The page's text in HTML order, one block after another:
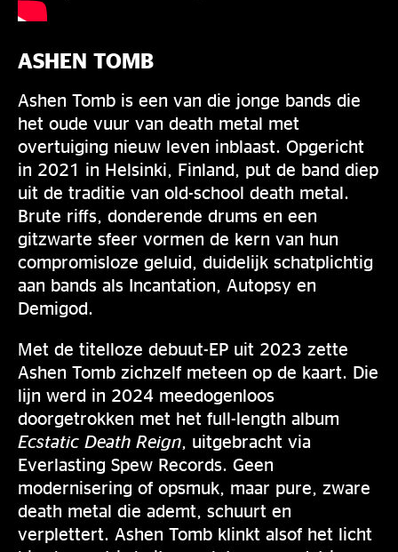
ASHEN TOMB
Ashen Tomb is een van die jonge bands die
het oude vuur van death metal met
overtuiging nieuw leven inblaast. Opgericht
in 2021 in Helsinki, Finland, put de band diep
uit de traditie van old-school death metal.
Brute riffs, donderende drums en een
gitzwarte sfeer vormen de kern van hun
compromisloze geluid, duidelijk schatplichtig
aan bands als Incantation, Autopsy en
Demigod.
Met de titelloze debuut-EP uit 2023 zette
Ashen Tomb zichzelf meteen op de kaart. Die
lijn werd in 2024 meedogenloos
doorgetrokken met het full-length album
Ecstatic Death Reign , uitgebracht via
Everlasting Spew Records. Geen
modernisering of opsmuk, maar pure, zware
death metal die ademt, schuurt en
verplettert. Ashen Tomb klinkt alsof het licht